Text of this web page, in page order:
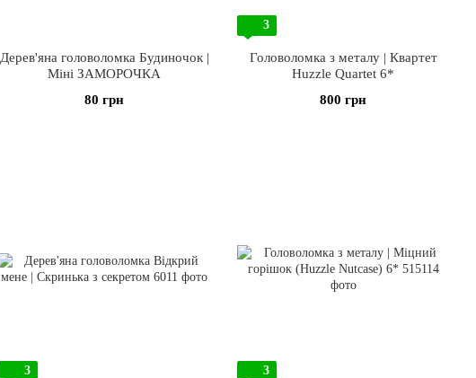
Дерев'яна головоломка Будиночок |
Міні ЗАМОРОЧКА
80 грн
3
Головоломка з металу | Квартет
Huzzle Quartet 6*
800 грн
3 3